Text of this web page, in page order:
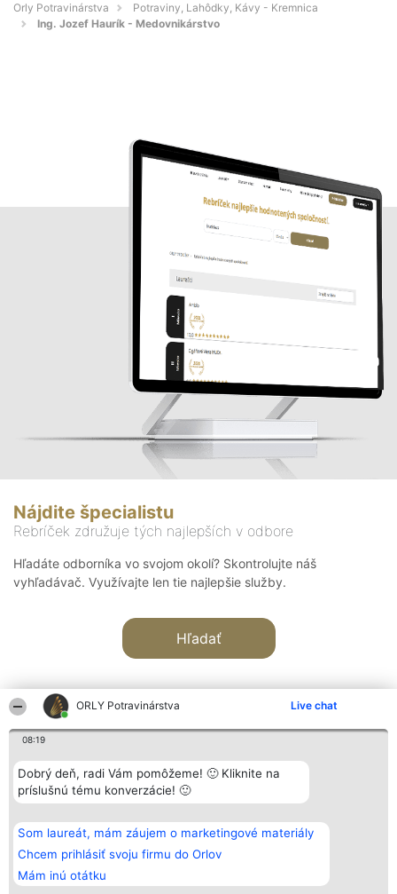
ORLY Potravinárstva Live chat
08:19
Dobrý deň, radi Vám pomôžeme! 🙂 Kliknite na
príslušnú tému konverzácie! 🙂
Som laureát, mám záujem o marketingové materiály
Chcem prihlásiť svoju firmu do Orlov
Mám inú otátku
Orly Potravinárstva
Potraviny, Lahôdky, Kávy - Kremnica
Ing. Jozef Haurík - Medovnikárstvo
Nájdite špecialistu
Rebríček združuje tých najlepších v odbore
Hľadáte odborníka vo svojom okolí? Skontrolujte náš
vyhľadávač. Využívajte len tie najlepšie služby.
Hľadať
Organizátor hodnotenia
Bright Side Solutions sp. z o.
o. sp. k.
Wrocław 50-079
KRS 0000749100 | Regon
381313360 | NIP 8943132676
+48 508 492 400
Hodnotenie
Laureáti
Lista
Laureatów
Podmienky
Obchodné
podmienky
ochrany
Kontakt
Kontakt